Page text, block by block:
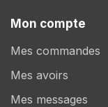
Mon compte
Mes commandes
Mes avoirs
Mes messages